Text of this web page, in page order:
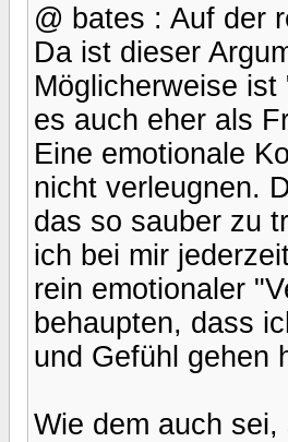
@ bates : Auf der
Da ist dieser
Möglicherweise
es auch eher als
Eine emotionale
nicht verleugnen.
das so sauber zu
ich bei mir
rein emotionaler
behaupten, dass
und Gefühl gehen
Wie dem auch